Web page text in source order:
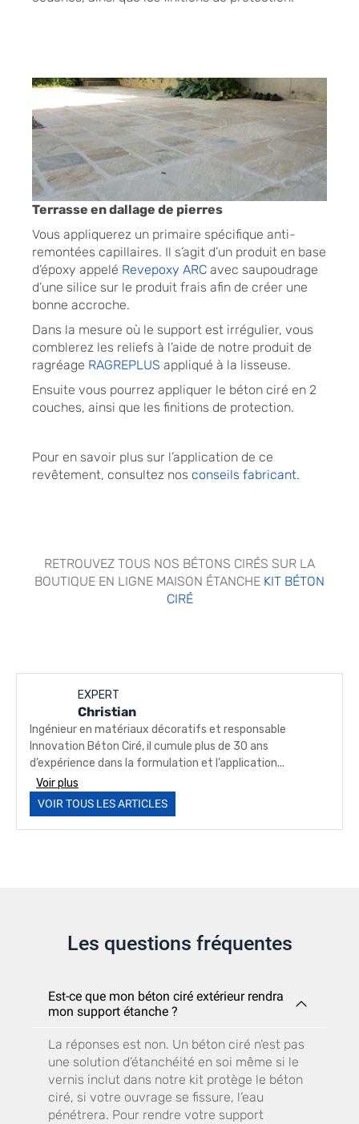
Terrasse en dallage de pierres
Vous appliquerez un primaire spécifique anti-
remontées capillaires. Il s’agit d’un produit en base
d’époxy appelé Revepoxy ARC avec saupoudrage
d’une silice sur le produit frais afin de créer une
bonne accroche.
Dans la mesure où le support est irrégulier, vous
comblerez les reliefs à l’aide de notre produit de
ragréage RAGREPLUS appliqué à la lisseuse.
Ensuite vous pourrez appliquer le béton ciré en 2
couches, ainsi que les finitions de protection.
Pour en savoir plus sur l’application de ce
revêtement, consultez nos conseils fabricant.
RETROUVEZ TOUS NOS BÉTONS CIRÉS SUR LA
BOUTIQUE EN LIGNE MAISON ÉTANCHE KIT BÉTON
CIRÉ
EXPERT
Christian
Ingénieur en matériaux décoratifs et responsable
Innovation Béton Ciré, il cumule plus de 30 ans
d’expérience dans la formulation et l’application...
Voir plus
VOIR TOUS LES ARTICLES
Les questions fréquentes
Est-ce que mon béton ciré extérieur rendra
mon support étanche ?
La réponses est non. Un béton ciré n’est pas
une solution d’étanchéité en soi même si le
vernis inclut dans notre kit protège le béton
ciré, si votre ouvrage se fissure, l’eau
pénétrera. Pour rendre votre support